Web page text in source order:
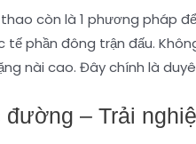
còn là 1 phương pháp
phần đông trận đấu.
nài cao. Đây chính là
– Trải